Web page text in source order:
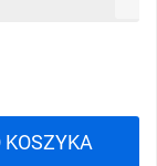
KOSZYKA